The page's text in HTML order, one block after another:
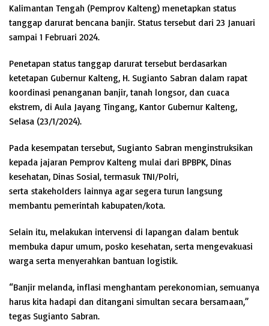
Kalimantan Tengah (Pemprov Kalteng) menetapkan status
tanggap darurat bencana banjir. Status tersebut dari 23 Januari
sampai 1 Februari 2024.
Penetapan status tanggap darurat tersebut berdasarkan
ketetapan Gubernur Kalteng, H. Sugianto Sabran dalam rapat
koordinasi penanganan banjir, tanah longsor, dan cuaca
ekstrem, di Aula Jayang Tingang, Kantor Gubernur Kalteng,
Selasa (23/1/2024).
Pada kesempatan tersebut, Sugianto Sabran menginstruksikan
kepada jajaran Pemprov Kalteng mulai dari BPBPK, Dinas
kesehatan, Dinas Sosial, termasuk TNI/Polri,
serta stakeholders lainnya agar segera turun langsung
membantu pemerintah kabupaten/kota.
Selain itu, melakukan intervensi di lapangan dalam bentuk
membuka dapur umum, posko kesehatan, serta mengevakuasi
warga serta menyerahkan bantuan logistik.
“Banjir melanda, inflasi menghantam perekonomian, semuanya
harus kita hadapi dan ditangani simultan secara bersamaan,”
tegas Sugianto Sabran.